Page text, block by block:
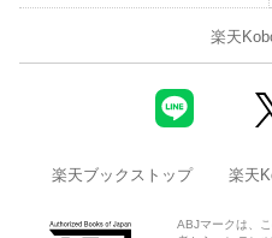
楽天
楽天ブックストップ 楽天
ABJマークは、